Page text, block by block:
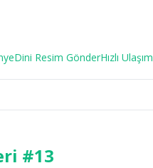
Dini Resim GönderHızlı Ulaşım
#13